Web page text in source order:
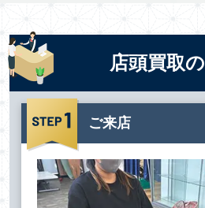
店頭買取
ご来店